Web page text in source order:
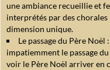
une ambiance recueillie et
interprétés par des
dimension unique.
Le passage du Père Noël :
impatiemment le passage
voir le Père Noël arriver en